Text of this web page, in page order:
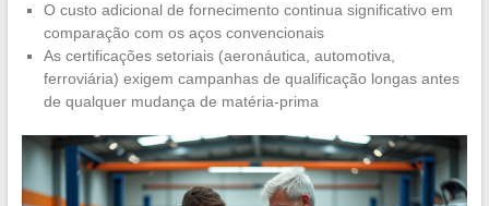
O custo adicional de fornecimento continua significativo em
comparação com os aços convencionais
As certificações setoriais (aeronáutica, automotiva,
ferroviária) exigem campanhas de qualificação longas antes
de qualquer mudança de matéria-prima